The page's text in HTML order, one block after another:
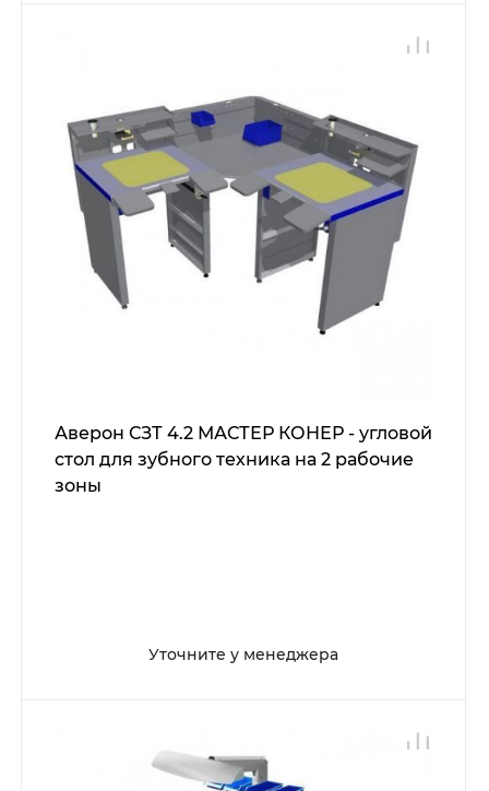
Аверон СЗТ 4.2 МАСТЕР КОНЕР - угловой
стол для зубного техника на 2 рабочие
зоны
Уточните у менеджера